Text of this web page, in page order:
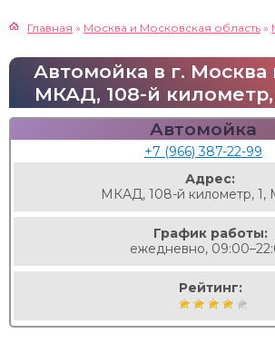
Главная » Москва и Московская область »
Автомойка в г. Москва
МКАД, 108-й километр,
Автомойка
+7 (966) 387-22-99
Адрес:
МКАД, 108-й километр, 1,
График работы:
ежедневно,
Рейтинг: